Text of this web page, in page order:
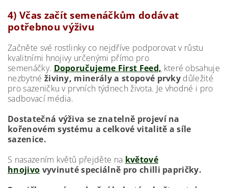
4) Včas začít semenáčkům dodávat
potřebnou výživu
Začněte své rostlinky co nejdříve podporovat v růstu
kvalitními hnojivy určenými přímo pro
semenáčky. Doporučujeme First Feed, které obsahuje
nezbytné živiny, minerály a stopové prvky důležité
pro sazeničku v prvních týdnech života. Je vhodné i pro
sadbovací média.
Dostatečná výživa se znatelně projeví na
kořenovém systému a celkové vitalitě a síle
sazenice.
S nasazením květů přejděte na květové
hnojivo vyvinuté speciálně pro chilli papričky.